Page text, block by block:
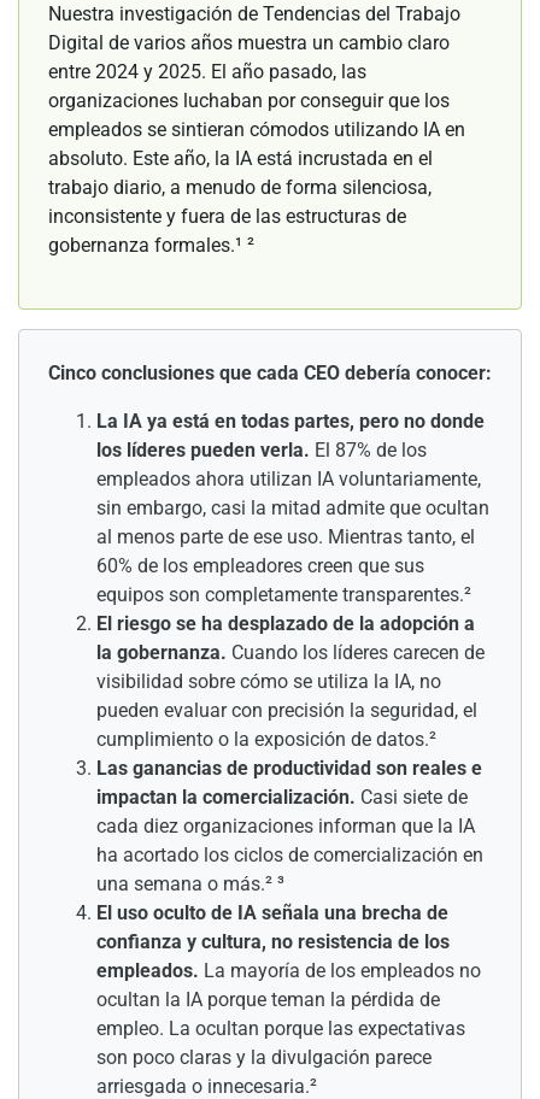
Nuestra investigación de Tendencias del Trabajo
Digital de varios años muestra un cambio claro
entre 2024 y 2025. El año pasado, las
organizaciones luchaban por conseguir que los
empleados se sintieran cómodos utilizando IA en
absoluto. Este año, la IA está incrustada en el
trabajo diario, a menudo de forma silenciosa,
inconsistente y fuera de las estructuras de
gobernanza formales.¹ ²
Cinco conclusiones que cada CEO debería conocer:
La IA ya está en todas partes, pero no donde
los líderes pueden verla. El 87% de los
empleados ahora utilizan IA voluntariamente,
sin embargo, casi la mitad admite que ocultan
al menos parte de ese uso. Mientras tanto, el
60% de los empleadores creen que sus
equipos son completamente transparentes.²
El riesgo se ha desplazado de la adopción a
la gobernanza. Cuando los líderes carecen de
visibilidad sobre cómo se utiliza la IA, no
pueden evaluar con precisión la seguridad, el
cumplimiento o la exposición de datos.²
Las ganancias de productividad son reales e
impactan la comercialización. Casi siete de
cada diez organizaciones informan que la IA
ha acortado los ciclos de comercialización en
una semana o más.² ³
El uso oculto de IA señala una brecha de
confianza y cultura, no resistencia de los
empleados. La mayoría de los empleados no
ocultan la IA porque teman la pérdida de
empleo. La ocultan porque las expectativas
son poco claras y la divulgación parece
arriesgada o innecesaria.²